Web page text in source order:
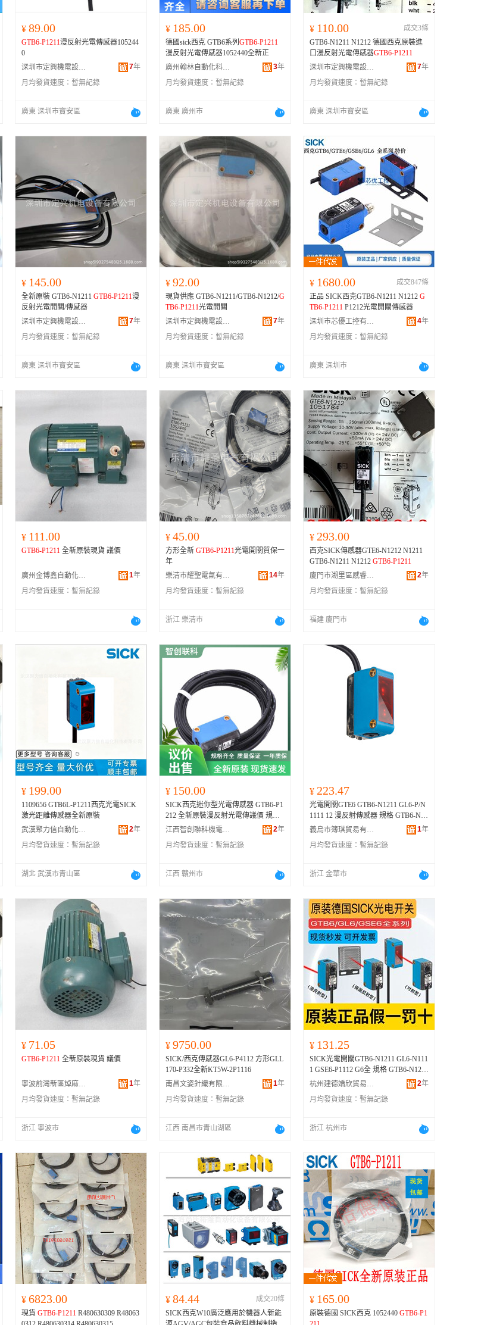
¥ 89.00
GTB6-P1211漫反射光電傳感器105244
0
深圳市定興機電設備有限公司
7年
月均發貨速度： 暫無記錄
廣東 深圳市寶安區
¥ 185.00
德國sick西克 GTB6系列 GTB6-P1211
漫反射光電傳感器1052440全新正
廣州翰林自動化科技有限公司
3年
月均發貨速度： 暫無記錄
廣東 廣州市
¥ 110.00
成交3條
GTB6-N1211 N1212 德國西克原裝進
口漫反射光電傳感器GTB6-P1211
深圳市定興機電設備有限公司
7年
月均發貨速度： 暫無記錄
廣東 深圳市寶安區
¥ 145.00
全新原裝 GTB6-N1211 GTB6-P1211漫
反射光電開關/傳感器
深圳市定興機電設備有限公司
7年
月均發貨速度： 暫無記錄
廣東 深圳市寶安區
¥ 92.00
現貨供應 GTB6-N1211/GTB6-N1212/G
TB6-P1211光電開關
深圳市定興機電設備有限公司
7年
月均發貨速度： 暫無記錄
廣東 深圳市寶安區
¥ 1680.00
成交847條
正品 SICK西克GTB6-N1211 N1212 G
TB6-P1211 P1212光電開關傳感器
深圳市芯優工控有限公司
4年
月均發貨速度： 暫無記錄
廣東 深圳市
¥ 111.00
GTB6-P1211 全新原裝現貨 議價
廣州金博鑫自動化科技有限公司 1年
月均發貨速度： 暫無記錄
¥ 45.00
方形全新 GTB6-P1211光電開關質保一
年
樂清市耀聖電氣有限公司
14年
月均發貨速度： 暫無記錄
浙江 樂清市
¥ 293.00
西克SICK傳感器GTE6-N1212 N1211
GTB6-N1211 N1212 GTB6-P1211
廈門市湖里區感睿自電子商務商行
2年
月均發貨速度： 暫無記錄
福建 廈門市
¥ 199.00
1109656 GTB6L-P1211西克光電SICK
激光距離傳感器全新原裝
武漢聚力信自動化科技有限公司
2年
月均發貨速度： 暫無記錄
湖北 武漢市青山區
¥ 150.00
SICK西克迷你型光電傳感器 GTB6-P1
212 全新原裝漫反射光電傳議價 規格
GTB6-P1212、GTB6-N1241、GTB6-N
江西智創聯科機電設備有限公司 2年
月均發貨速度： 暫無記錄
江西 贛州市
¥ 223.47
光電開關GTE6 GTB6-N1211 GL6-P/N
1111 12 漫反射傳感器 規格 GTB6-N12
11-國產替代【五年質保】、GTB6-N1
211-【】、GTB6-N1212-國產替代
【五年質保】、GTB6-N1212-【】、
GTB6-P1211
-【】、GTE6-P1212-國產
質保】、GTE6-N1211-【】、GTE6-N
1212-國產替代【五年質保】、GTE6-
N1212-【】、GTE6-P1211-國產替代
【五年質保】、GTE6-P1211-【】、G
TB6-P1212-國產替代【五年質保】、
GTB6-P1212-【】、GTB6-N1231-國產
替代【五年質保】、GTB6-N1231-
【】、GTB6-P1231-國產替代【五年
質保】、GTB6-P1231-【】、GTE6-N
1231-國產替代【五年質保】、GTE6-
N1231-【】、GTE6-P1231-國產替代
【五年質保】、GTE6-P1231-【】、G
L6-N1111-國產替代【五年質保】、G
L6-N1111-【】、GL6-N1112-國產替
代【五年質保】、GL6-N1112-【】、
GL6-P1111-國產替代【五年質保】、
GL6-P1111-【】、GL6-P1112-國產替
代【五年質保】、GL6-P1112-【】、
GL6G-N1211-國產替代【五年質
保】、GL6G-N1211-【】、GL6G-P12
211-【】、GTB6-N4211-國產替代
義烏市簿琪貿易有限公司 1年
月均發貨速度： 暫無記錄
浙江 金華市
¥ 71.05
GTB6-P1211 全新原裝現貨 議價
寧波前灣新區焯麻貿易商行 1年
月均發貨速度： 暫無記錄
浙江 寧波市
¥ 9750.00
SICK/西克傳感器GL6-P4112 方形GLL
170-P332全新KT5W-2P1116
南昌文姿針織有限公司
1年
月均發貨速度： 暫無記錄
江西 南昌市青山湖區
¥ 131.25
SICK光電開關GTB6-N1211 GL6-N111
1 GSE6-P1112 G6全 規格 GTB6-N1211
-【十】、GTB6-N1211-國產替代【質
保一年】、GTB6-N1212-【十】、GT
B6-N1212-國產替代【質保一年】、
產替代【質保一年】、GTB6-P1212-
【十】、GTB6-P1212-國產替代【質
E6-N1211-國產替代【質保一年】、G
TE6-N1212-【十】、GTE6-N1212-國
產替代【質保一年】、GTE6-P1211-
【十】、GTE6-P1211-國產替代【質保
一年】、GTE6-P1212-【十】、GTE6-
P1212-國產替代【質保一年】、GL6-
N1111-【十】、GL6-N1111-國產替代
【質保一年】、GL6-N1112-【十】、
GL6-N1112-國產替代【質保一年】、
GL6-P1111-【十】、GL6-P1111-國產
替代【質保一年】、GL6-P1112-
【十】、GL6-P1112-國產替代【質保
一年】、GSE6-N1111-【十】、GSE6-
N1111-國產替代【質保一年】、GSE6
-N1112-【十】、GSE6-N1112-國產替
代【質保一年】、GSE6-P1111-
杭州建德嬌欣貿易商行 2年
月均發貨速度： 暫無記錄
浙江 杭州市
¥ 6823.00
現貨 GTB6-P1211 R480630309 R48063
¥ 84.44
成交20條
SICK西克W10廣泛應用於機器人新能
¥ 165.00
原裝德國 SICK西克 1052440 GTB6-P1